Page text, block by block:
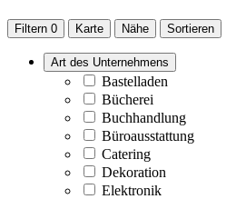
Filtern 0 Karte Nähe Sortieren
Art des Unternehmens
Bastelladen
Bücherei
Buchhandlung
Büroausstattung
Catering
Dekoration
Elektronik